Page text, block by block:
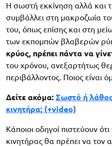
Η σωστή εκκίνηση αλλά και
συμβάλλει στη μακροζωία
του, όπως επίσης και στη
των εκπομπών βλαβερών
κρύος, πρέπει πάντα να
του χρόνου, ανεξαρτήτως
περιβάλλοντος. Ποιος είναι
Δείτε ακόμα: Σωστό ή
κινητήρα; (+video)
Κάποιοι οδηγοί πιστεύουν
κινητήρας θα πρέπει να τον